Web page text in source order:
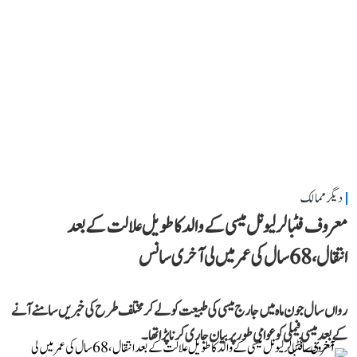
دیگر ممالک
معروف فٹبالر لیونل میسی کے والد کا طویل علالت کے بعد
انتقال، 68 سال کی عمر میں لی آخری سانس
رواں سال جون ماہ میں جارج میسی کی طبیعت کو لے کر مختلف طرح کی خبریں سامنے آنے
کے بعد میسی فیملی کو عوامی طور پر بیان جاری کرنا پڑا تھا۔